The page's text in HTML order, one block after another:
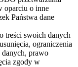
oparciu o inne
Państwa dane
treści swoich danych
ograniczenia
danych, prawo
zgody w